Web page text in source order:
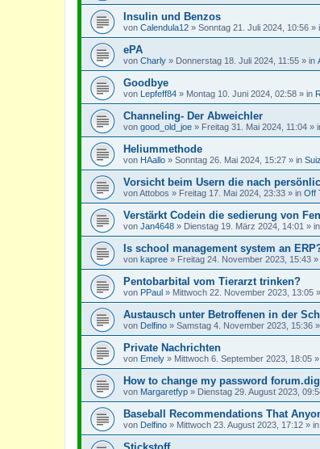
Insulin und Benzos
von Calendula12 » Sonntag 21. Juli 2024, 10:56 »
ePA
von Charly » Donnerstag 18. Juli 2024, 11:55 » in
Goodbye
von Lepfeff84 » Montag 10. Juni 2024, 02:58 » in
Channeling- Der Abweichler
von good_old_joe » Freitag 31. Mai 2024, 11:04 »
Heliummethode
von HAallo » Sonntag 26. Mai 2024, 15:27 » in
Vorsicht beim Usern die nach
vonAttobos » Freitag 17. Mai 2024, 23:33 » in Off
Verstärkt Codein die sedierung von
von Jan4648 » Dienstag 19. März 2024, 14:01 » in
Is school management system an
von kapree » Freitag 24. November 2023, 15:43 »
Pentobarbital vom Tierarzt trinken?
von PPaul » Mittwoch 22. November 2023, 13:05
Austausch unter Betroffenen in der
von Delfino » Samstag 4. November 2023, 15:36
Private Nachrichten
von Emely » Mittwoch 6. September 2023, 18:05
How to change my password
von Margaretfyp » Dienstag 29. August 2023,
Baseball Recommendations That
von Delfino » Mittwoch 23. August 2023, 17:12 » in
Stickstoff